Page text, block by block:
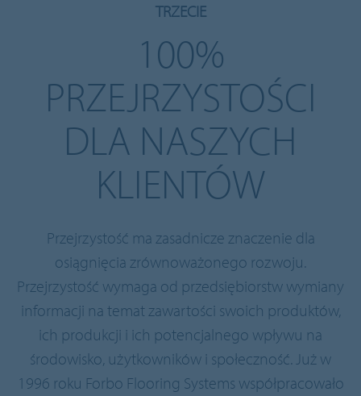
TRZECIE
100%
PRZEJRZYSTOŚCI
DLA NASZYCH
KLIENTÓW
Przejrzystość ma zasadnicze znaczenie dla
osiągnięcia zrównoważonego rozwoju.
Przejrzystość wymaga od przedsiębiorstw wymiany
informacji na temat zawartości swoich produktów,
ich produkcji i ich potencjalnego wpływu na
środowisko, użytkowników i społeczność. Już w
1996 roku Forbo Flooring Systems współpracowało